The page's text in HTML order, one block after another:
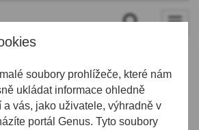
soubory prohlížeče, které nám
ukládat informace ohledně
a vás, jako uživatele, výhradně v
portál Genus. Tyto soubory
zamítl návrhy na
SPD a Stačilo!
do Poslanecké